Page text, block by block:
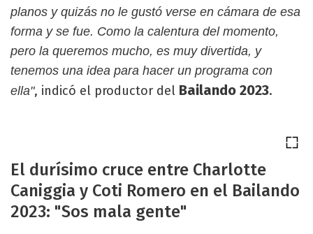
planos y quizás no le gustó verse en cámara de esa
forma y se fue. Como la calentura del momento,
pero la queremos mucho, es muy divertida, y
tenemos una idea para hacer un programa con
ella", indicó el productor del Bailando 2023.
El durísimo cruce entre Charlotte
Caniggia y Coti Romero en el Bailando
2023: "Sos mala gente"